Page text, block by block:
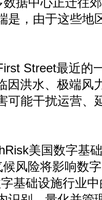
是，由于这些地
Street最近的
因洪水、极端风
可能干扰运营、
美国数字基
风险将影响数
字基础设施行业